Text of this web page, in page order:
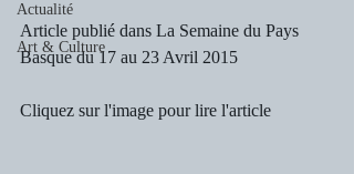
Actualité
Art & Culture
Article publié dans La Semaine du Pays
Basque du 17 au 23 Avril 2015
Cliquez sur l'image pour lire l'article